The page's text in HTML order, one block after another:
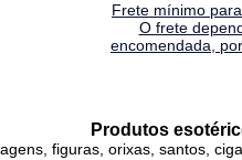
Frete mínimo
O frete
encomendada,
Produtos
figuras, orixas, santos,